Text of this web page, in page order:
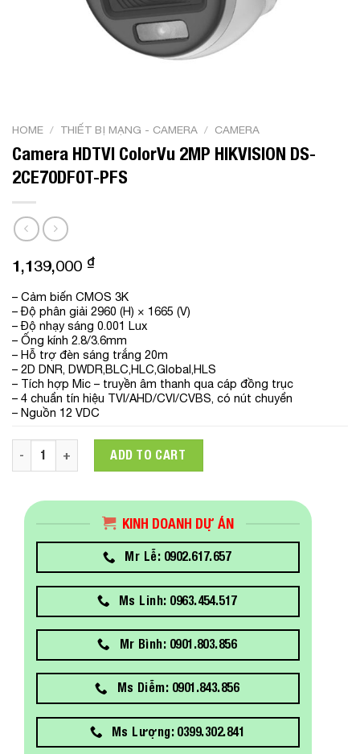
HOME / THIẾT BỊ MẠNG - CAMERA / CAMERA
Camera HDTVI ColorVu 2MP HIKVISION DS-
2CE70DF0T-PFS
1,139,000 ₫
– Cảm biến CMOS 3K
– Độ phân giải 2960 (H) × 1665 (V)
– Độ nhạy sáng 0.001 Lux
– Ống kính 2.8/3.6mm
– Hỗ trợ đèn sáng trắng 20m
– 2D DNR, DWDR,BLC,HLC,Global,HLS
– Tích hợp Mic – truyền âm thanh qua cáp đồng trục
– 4 chuẩn tín hiệu TVI/AHD/CVI/CVBS, có nút chuyển
– Nguồn 12 VDC
Camera HDTVI ColorVu 2MP HIKVISION DS-2CE70DF0T-PFS
ADD TO CART
KINH DOANH DỰ ÁN
Mr Lễ: 0902.617.657
Ms Linh: 0963.454.517
Mr Bình: 0901.803.856
Ms Diễm: 0901.843.856
Ms Lượng: 0399.302.841